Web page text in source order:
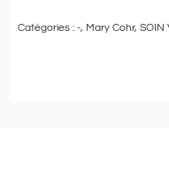
Mary
Catégories : -, Mary Cohr, SOIN